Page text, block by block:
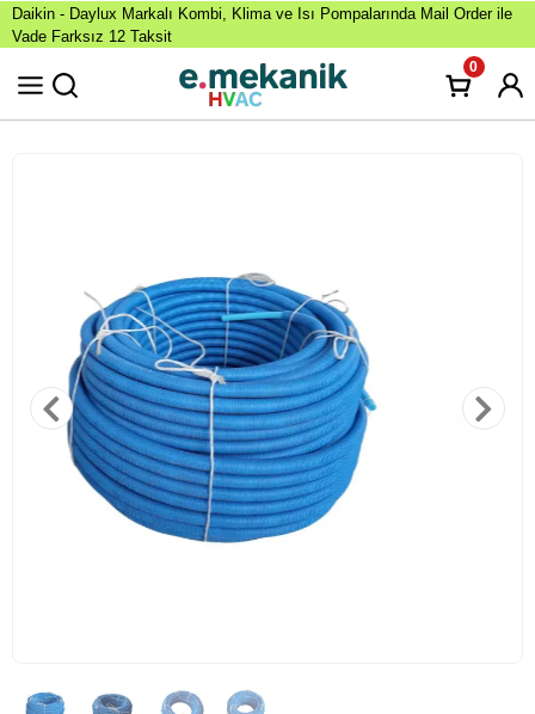
Daikin - Daylux Markalı Kombi, Klima ve Isı Pompalarında Mail Order ile
Vade Farksız 12 Taksit
0